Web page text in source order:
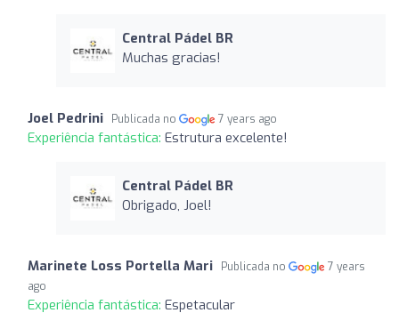
Central Pádel BR
Muchas gracias!
Joel Pedrini Publicada no 7 years ago
Experiência fantástica: Estrutura excelente!
Central Pádel BR
Obrigado, Joel!
Marinete Loss Portella Mari Publicada no
7 years
ago
Experiência fantástica: Espetacular